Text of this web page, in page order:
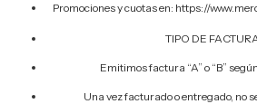
Promociones y cuotas en: https://
TIPO DE
Emitimos factura “A” o “B”
Una vez facturado o entregado, no